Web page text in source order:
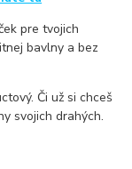
pre tvojich
bavlny a bez
Či už si chceš
svojich drahých.